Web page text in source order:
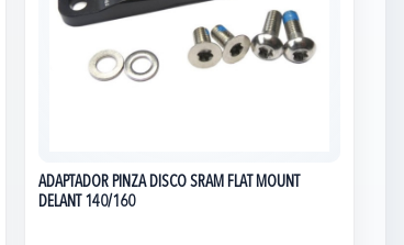
ADAPTADOR PINZA DISCO SRAM FLAT MOUNT
DELANT 140/160